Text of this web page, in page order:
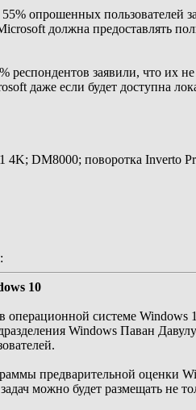
опрошенных пользователей
должна предоставлять
заявили, что их
даже если будет доступна
DM8000; поворотка Inverto
:
10
системе Windows
Windows Паван
предварительной оценки
можно будет размещать не